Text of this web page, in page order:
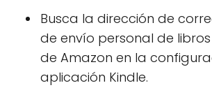
Busca la dirección de
de envío personal de
de Amazon en la
aplicación Kindle.